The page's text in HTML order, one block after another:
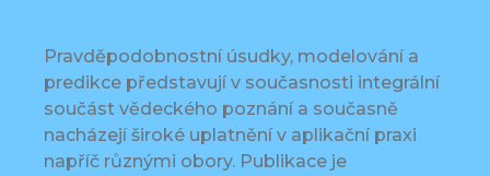
Pravděpodobnostní úsudky, modelování a
predikce představují v současnosti integrální
součást vědeckého poznání a současně
nacházejí široké uplatnění v aplikační praxi
napříč různými obory. Publikace je